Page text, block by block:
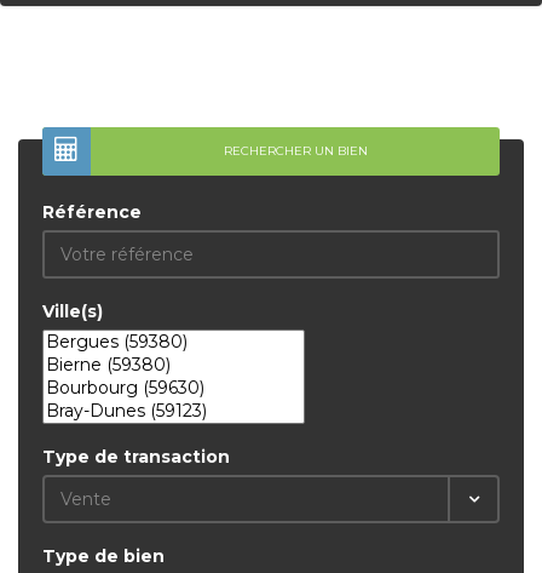
RECHERCHER UN BIEN
Référence
Ville(s)
Type de transaction
Vente
Type de bien